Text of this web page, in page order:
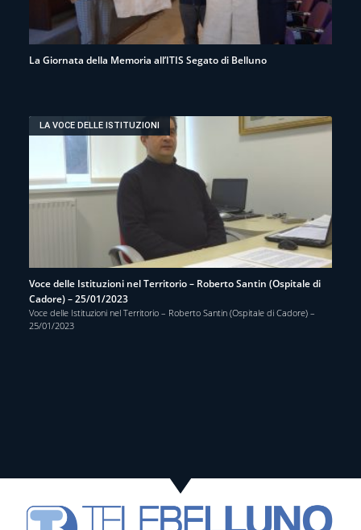
La Giornata della Memoria all’ITIS Segato di Belluno
LA VOCE DELLE ISTITUZIONI
Voce delle Istituzioni nel Territorio – Roberto Santin (Ospitale di
Cadore) – 25/01/2023
Voce delle Istituzioni nel Territorio – Roberto Santin (Ospitale di Cadore) –
25/01/2023